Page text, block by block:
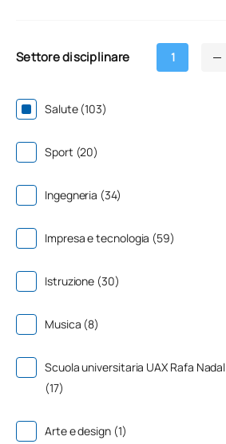
Settore disciplinare 1
Salute (103)
Sport (20)
Ingegneria (34)
Impresa e tecnologia (59)
Istruzione (30)
Musica (8)
Scuola universitaria UAX Rafa Nadal
(17)
Arte e design (1)